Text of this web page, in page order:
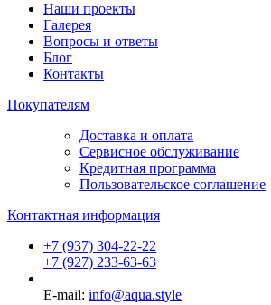
Наши проекты
Галерея
Вопросы и ответы
Блог
Контакты
Покупателям
Доставка и оплата
Сервисное обслуживание
Кредитная программа
Пользовательское соглашение
Контактная информация
+7 (937) 304-22-22
+7 (927) 233-63-63
E-mail: info@aqua.style